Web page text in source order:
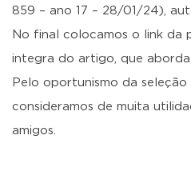
859 – ano 17 – 28/01/24),
No final colocamos o link da
integra do artigo, que
Pelo oportunismo da
consideramos de muita
amigos.